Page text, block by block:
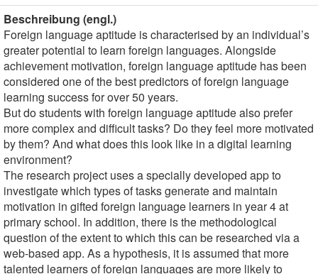
Beschreibung (engl.)
Foreign language aptitude is characterised by an individual’s
greater potential to learn foreign languages. Alongside
achievement motivation, foreign language aptitude has been
considered one of the best predictors of foreign language
learning success for over 50 years.
But do students with foreign language aptitude also prefer
more complex and difficult tasks? Do they feel more motivated
by them? And what does this look like in a digital learning
environment?
The research project uses a specially developed app to
investigate which types of tasks generate and maintain
motivation in gifted foreign language learners in year 4 at
primary school. In addition, there is the methodological
question of the extent to which this can be researched via a
web-based app. As a hypothesis, it is assumed that more
talented learners of foreign languages are more likely to